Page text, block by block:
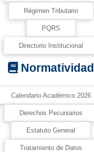
Régimen Tributario
PQRS
Directorio Institucional
Normatividad
Calendario Académico 2026
Derechos Pecuniarios
Estatuto General
Tratamiento de Datos